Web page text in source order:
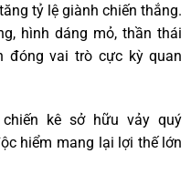
tỷ lệ giành chiến thắng.
hình dáng mỏ, thần thái
đóng vai trò cực kỳ quan
kê sở hữu vảy quý
hiểm mang lại lợi thế lớn